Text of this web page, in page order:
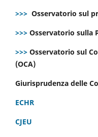
>>> Osservatorio sul
>>> Osservatorio sulla
>>> Osservatorio sul
(OCA)
Giurisprudenza delle
ECHR
CJEU